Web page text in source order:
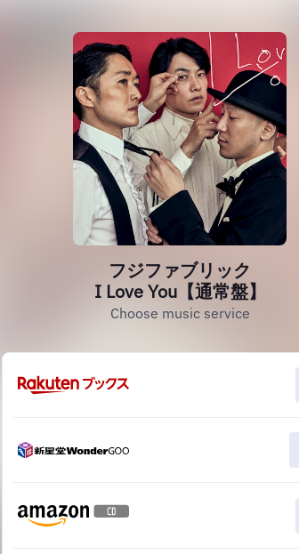
フジファブリック
I Love You【通常盤】
Choose music service